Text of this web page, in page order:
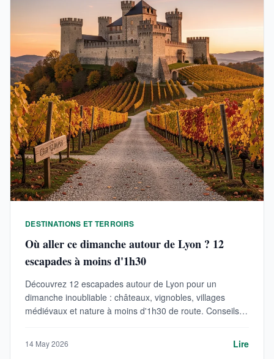
DESTINATIONS ET TERROIRS
Où aller ce dimanche autour de Lyon ? 12
escapades à moins d'1h30
Découvrez 12 escapades autour de Lyon pour un
dimanche inoubliable : châteaux, vignobles, villages
médiévaux et nature à moins d'1h30 de route. Conseils
14 May 2026 Lire